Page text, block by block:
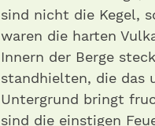
sind nicht die Kegel,
waren die harten
Innern der Berge
standhielten, die das
Untergrund bringt
sind die einstigen